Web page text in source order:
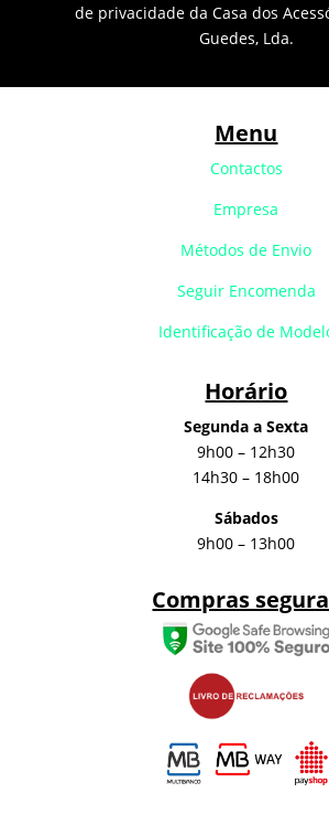
de privacidade da Casa dos
Guedes, Lda.
Menu
Contactos
Empresa
Métodos de Envio
Seguir Encomenda
Identificação de
Horário
Segunda a Sexta
9h00 – 12h30
14h30 – 18h00
Sábados
9h00 – 13h00
Compras